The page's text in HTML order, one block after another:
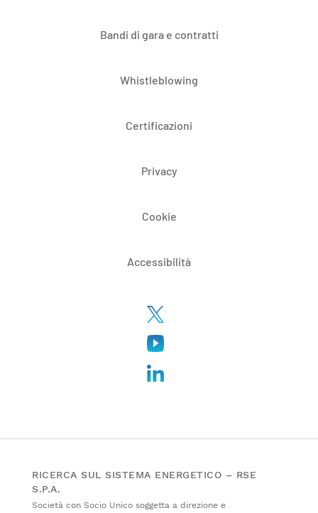
Bandi di gara e contratti
Whistleblowing
Certificazioni
Privacy
Cookie
Accessibilità
RICERCA SUL SISTEMA ENERGETICO – RSE
S.P.A.
Società con Socio Unico soggetta a direzione e